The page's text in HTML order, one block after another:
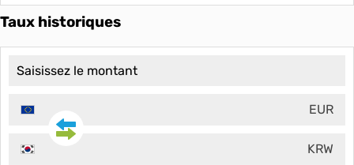
Taux historiques
EUR
KRW